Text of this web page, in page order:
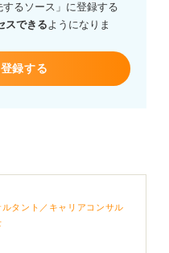
体的なエピソードの盛
えるべきかについて、
るソース」に登録する
スできるようになりま
録する
タント／キャリアコンサル